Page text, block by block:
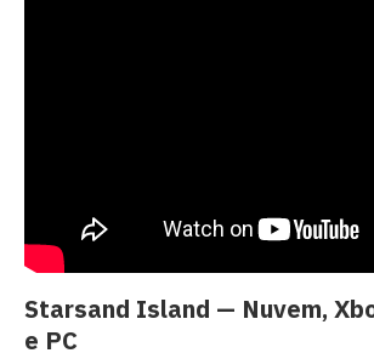
Starsand Island — Nuvem,
e PC